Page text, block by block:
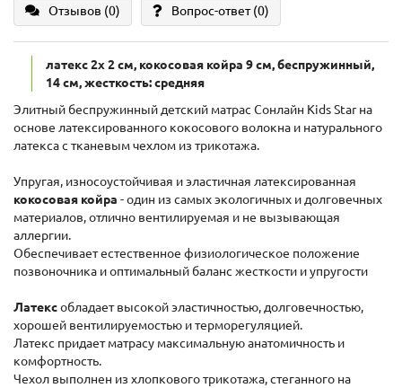
Отзывов (0) Вопрос-ответ(0)
латекс 2x 2 см, кокосовая койра 9 см, беспружинный,
14 см, жесткость: средняя
Элитный беспружинный детский матрас Сонлайн Kids Star на
основе латексированного кокосового волокна и натурального
латекса с тканевым чехлом из трикотажа.
Упругая, износоустойчивая и эластичная латексированная
кокосовая койра - один из самых экологичных и долговечных
материалов, отлично вентилируемая и не вызывающая
аллергии.
Обеспечивает естественное физиологическое положение
позвоночника и оптимальный баланс жесткости и упругости
Латексобладает высокой эластичностью, долговечностью,
хорошей вентилируемостью и терморегуляцией.
Латекс придает матрасу максимальную анатомичность и
комфортность.
Чехол выполнен из хлопкового трикотажа, стеганного на